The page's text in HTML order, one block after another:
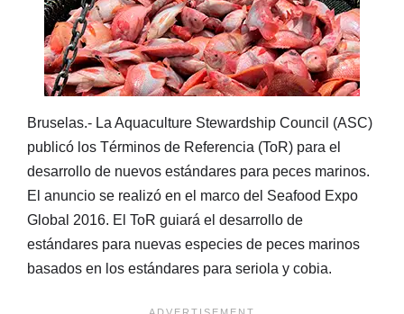
Bruselas.- La Aquaculture Stewardship Council (ASC)
publicó los Términos de Referencia (ToR) para el
desarrollo de nuevos estándares para peces marinos.
El anuncio se realizó en el marco del Seafood Expo
Global 2016. El ToR guiará el desarrollo de
estándares para nuevas especies de peces marinos
basados en los estándares para seriola y cobia.